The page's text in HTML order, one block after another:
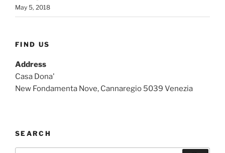
May 5, 2018
FIND US
Address
Casa Dona'
New Fondamenta Nove, Cannaregio 5039 Venezia
SEARCH